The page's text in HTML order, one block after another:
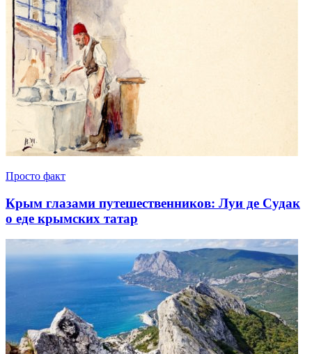
Просто факт
Крым глазами путешественников: Луи де Судак
о еде крымских татар